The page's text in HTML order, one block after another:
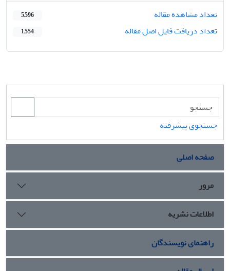
تعداد مشاهده مقاله
5,596
تعداد دریافت فایل اصل مقاله 1,554
جستجوی پیشرفته
صفحه اصلی
مرور
اطلاعات نشریه
راهنمای نویسندگان